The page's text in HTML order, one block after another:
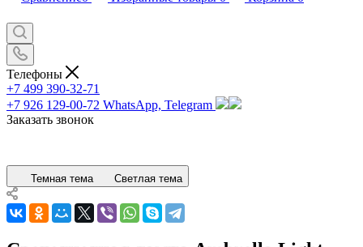
Телефоны
+7 499 390-32-71
+7 926 129-00-72 WhatsApp, Telegram
Заказать звонок
Темная тема Светлая тема